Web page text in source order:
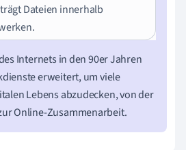
Dateien innerhalb
Internets in den 90er Jahren
erweitert, um viele
Lebens abzudecken, von der
Online-Zusammenarbeit.